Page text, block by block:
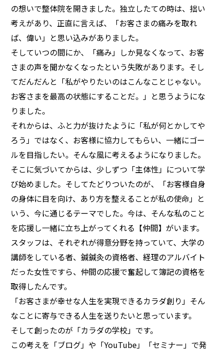
の想いで整体院を開きました。独立したての時は、拙い
考えがあり、正直に言えば、「お客さまの痛みを取れ
ば、偉い」と思い込みがありました。
そしていつの間にか、「痛み」しか見なくなって、お客
さまの声を聞かなくなったという失敗があります。そし
てだんだんと「私がやりたいのはこんなことじゃない。
お客さまを最高の状態にすることだ。」と思うようにな
りました。
それからは、ふと力が抜けたように「私が何とかしてや
ろう」ではなく、お客様に協力してもらい、一緒にゴー
ルを目指したい。そんな風に考えるようになりました。
そこに気づいてからは、少しずつ「主体性」について学
び始めました。そしてたどりついたのが、「お客様自身
の身体に目を向け、あり方を整えることが私の使命」と
いう、今に通じるテーマでした。今は、そんな私のこと
を応援し一緒に立ち上がってくれる【仲間】がいます。
スタッフは、それぞれが得意分野を持っていて、大学の
講師をしている者、鍼鍼灸の資格者、経理のアルバイト
だった女性ですら、仲間の応援で奮起して簿記の資格を
取得したんです。
「お客さまが幸せな人生を実現できるカラダ創り」そん
なことに寄与できる人生を送りたいと思っています。
そして創ったのが「カラダの学校」です。
この考えを「ブログ」や「YouTube」「セミナー」で発